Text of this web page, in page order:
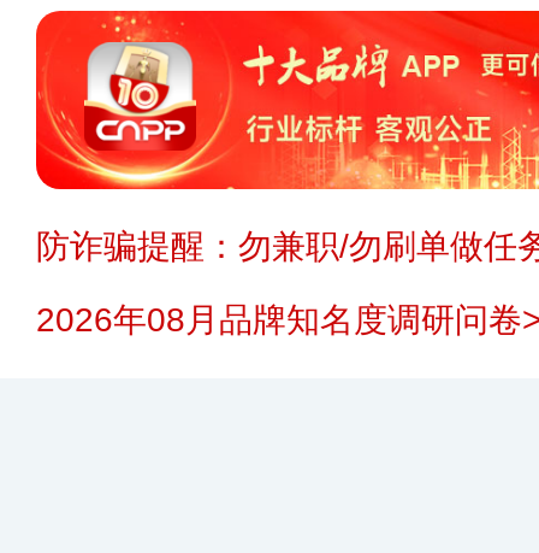
防诈骗提醒：勿兼职/勿刷单做任
2026年08月品牌知名度调研问卷